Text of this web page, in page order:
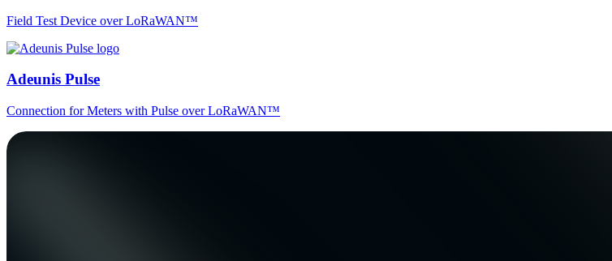
Field Test Device over LoRaWAN™
Adeunis Pulse
Connection for Meters with Pulse over LoRaWAN™